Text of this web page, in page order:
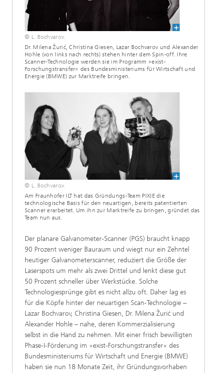
© L. Bochvarov.
Dr. Milena Žurić, Christina Giesen, Lazar Bochvarov und Alexander
Hohle (von links nach rechts) stehen hinter dem Spin-off. Ihre
Scanner-Technologie werden sie im Programm »exist-
Forschungstransfer« des Bundesministeriums für Wirtschaft und
Energie (BMWE) zur Marktreife bringen.
© L. Bochvarov.
Am Fraunhofer ILT hat das Gründungs-Team PIXIE die
technologische Basis für den neuartigen, bereits patentierten
Scanner erarbeitet. Um ihn zur Marktreife zu bringen, gründet das
Team nun aus.
Der planare Galvanometer-Scanner (PGS) braucht knapp
90 Prozent weniger Bauraum und wiegt nur ein Zehntel
heutiger Galvanometerscanner, reduziert die Größe der
Laserspots um mehr als zwei Drittel und lenkt diese gut
50 Prozent schneller über Werkstücke. Solche
Technologiesprünge gibt es nicht allzu oft. Daher lag es
für die Köpfe hinter der neuartigen Scan-Technologie –
Lazar Bochvarov, Christina Giesen, Dr. Milena Žurić und
Alexander Hohle – nahe, deren Kommerzialisierung
selbst in die Hand zu nehmen. Mit einer frisch bewilligten
Phase-I-Förderung im »exist-Forschungstransfer« des
Bundesministeriums für Wirtschaft und Energie (BMWE)
haben sie nun 18 Monate Zeit, ihr Gründungsvorhaben